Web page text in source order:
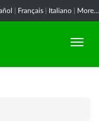
Français Italiano More...